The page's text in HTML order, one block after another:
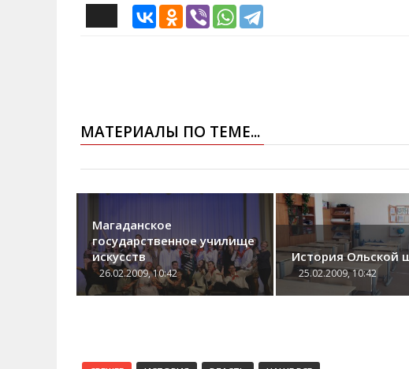
МАТЕРИАЛЫ ПО ТЕМЕ...
Магаданское
государственное училище
искусств
26.02.2009, 10:42
История Ольской
25.02.2009, 10:42